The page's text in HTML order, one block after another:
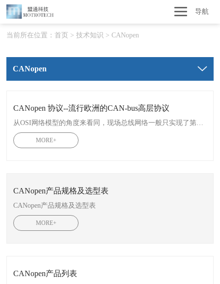
导航
当前所在位置：首页 >技术知识 >CANopen
CANopen
CANopen 协议--流行欧洲的CAN-bus高层协议
从OSI网络模型的角度来看同，现场总线网络一般只实现了第1层(物理层)、第2层(数据链路层)、第7层(应用层)。因为现场总线通常只包括一个网段，因此不需要第3层(传输层)和第4层(网络层)，也不需要第5层(会话层)第6层(描述层)的作用。
MORE+
CANopen产品规格及选型表
CANopen产品规格及选型表
MORE+
CANopen产品列表